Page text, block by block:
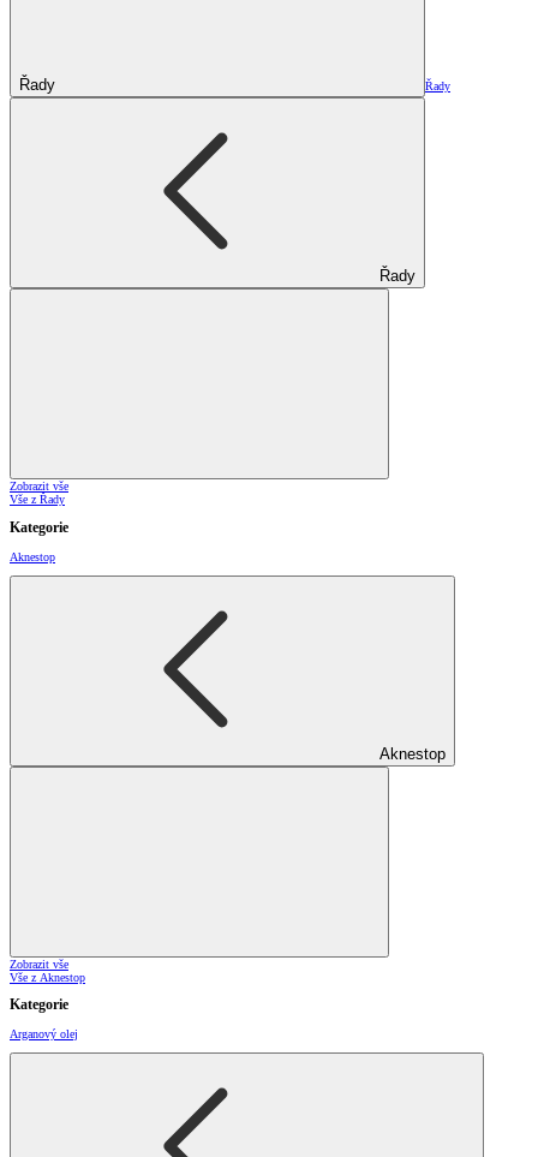
Řady Řady
Řady
Zobrazit vše
Vše z Řady
Kategorie
Aknestop
Aknestop
Zobrazit vše
Vše z Aknestop
Kategorie
Arganový olej